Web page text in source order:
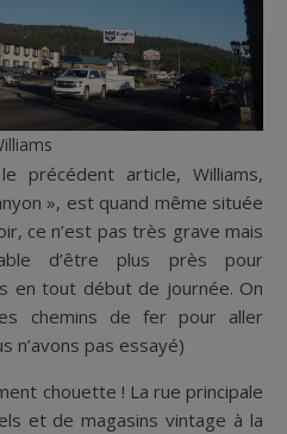
précédent article, Williams,
», est quand même située
ce n’est pas très grave mais
d’être plus près pour
en tout début de journée. On
chemins de fer pour aller
n’avons pas essayé)
chouette ! La rue principale
et de magasins vintage à la